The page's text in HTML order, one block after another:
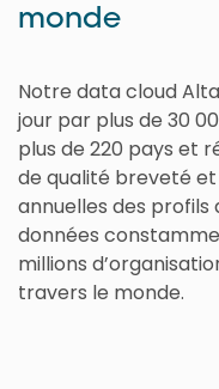
monde
Notre data cloud
jour par plus de 30
plus de 220 pays et
de qualité breveté et
annuelles des profils
données
millions
travers le monde.